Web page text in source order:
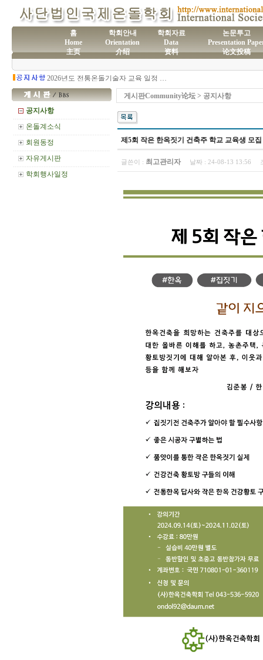
홈
Home
主页
학회안내
Orientation
介绍
학회자료
Data
资料
논문투고
Presentation
论文投稿
(사)국제온돌학회 연간 기부금 모금액 및 활용실적 명세서
2026년도 전통온돌기술자 교육 일정 안내
제60차 전통온돌기술자 교육 모집
제59차 전통온돌기술자 1,2급 교육과정 모집 안내
공지사항
온돌계소식
회원동정
자유게시판
학회행사일정
게시판Community论坛 > 공지사항
제5회 작은 한옥짓기 건축주 학교 교육생 모집
글쓴이 : 최고관리자 날짜 : 24-08-13 13:56